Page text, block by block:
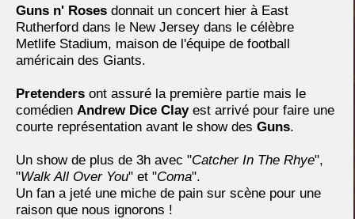
Guns n' Roses donnait un concert hier à East
Rutherford dans le New Jersey dans le célèbre
Metlife Stadium, maison de l'équipe de football
américain des Giants.
Pretenders ont assuré la première partie mais le
comédien Andrew Dice Clayest arrivé pour faire une
courte représentation avant le show des Guns.
Un show de plus de 3h avec "Catcher In The Rhye",
"Walk All Over You" et "Coma".
Un fan a jeté une miche de pain sur scène pour une
raison que nous ignorons !